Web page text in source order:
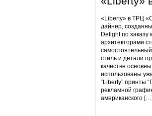
«Liberty» в ТРЦ
дайнер,
Delight по
архитекторами
стиль и детали
качестве
использованы
“Liberty” принты
рекламной
американского […]